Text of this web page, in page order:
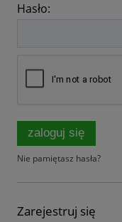
Hasło:
zaloguj się
Nie pamiętasz hasła?
Zarejestruj się